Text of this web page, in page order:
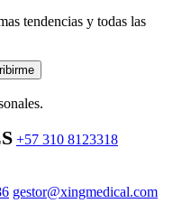
tendencias y todas las
+57 310 8123318
gestor@xingmedical.com